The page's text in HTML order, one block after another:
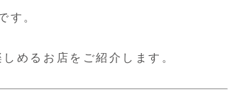
す。
めるお店をご紹介します。